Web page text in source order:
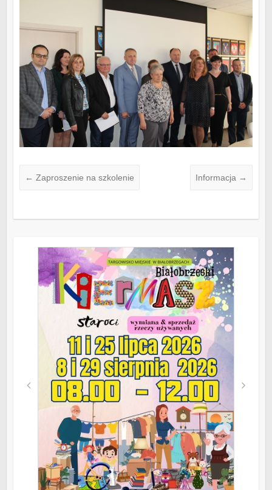
← Zaproszenie na szkolenie Informacja →